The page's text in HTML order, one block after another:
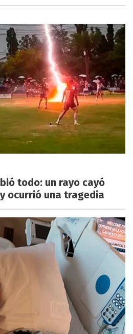
todo: un rayo cayó
ocurrió una tragedia